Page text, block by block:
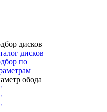
дисков
дисков
по
обода